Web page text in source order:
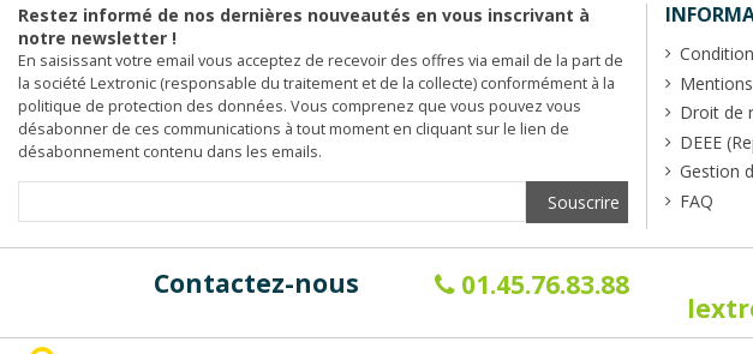
Restez informé de nos dernières nouveautés en vous inscrivant à
notre newsletter !
En saisissant votre email vous acceptez de recevoir des offres via email de la part de
la société Lextronic (responsable du traitement et de la collecte) conformément à la
politique de protection des données. Vous comprenez que vous pouvez vous
désabonner de ces communications à tout moment en cliquant sur le lien de
désabonnement contenu dans les emails.
Droit de
DEEE
Gestion
FAQ
Contactez-nous 01.45.76.83.88